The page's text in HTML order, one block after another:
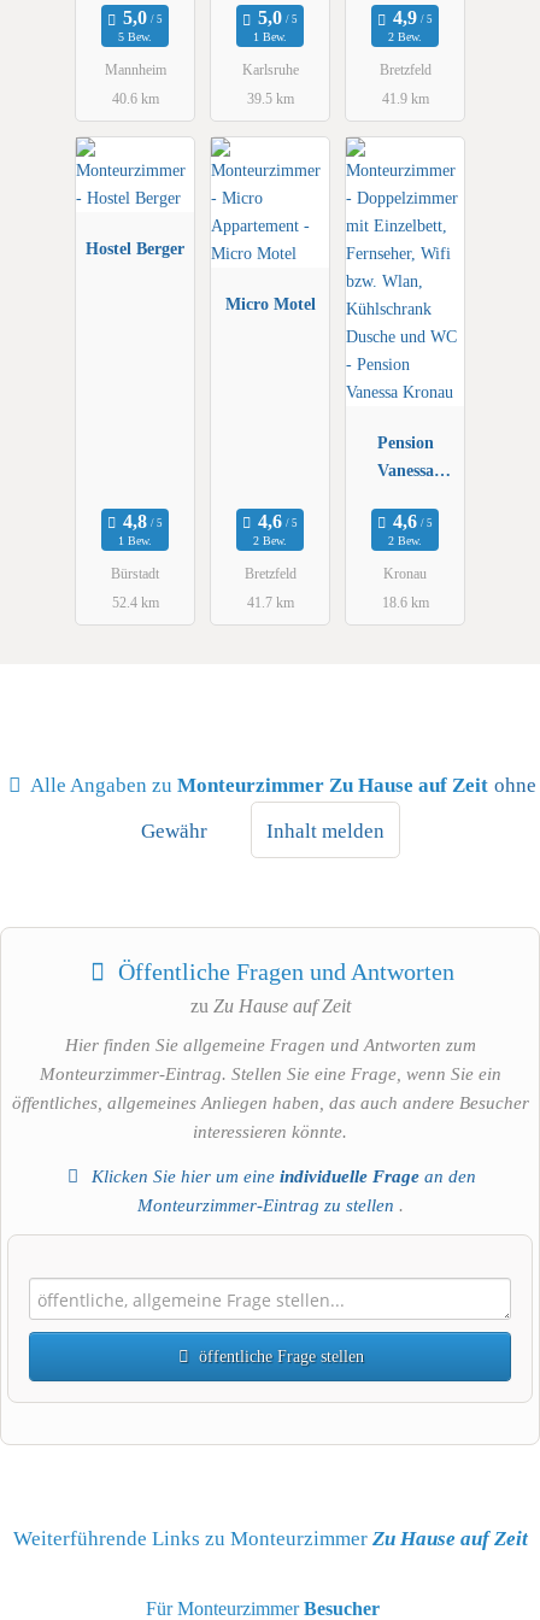
künfte in
Mannheim/Vi
ernheim Nähe
Ludwigshafen
5 Bew.
Mannheim
40.6 km
1 Bew.
Karlsruhe
39.5 km
2 Bew.
Bretzfeld
41.9 km
Hostel Berger
1 Bew.
Bürstadt
52.4 km
Micro Motel
2 Bew.
Bretzfeld
41.7 km
Pension
Vanessa
2 Bew.
Kronau
18.6 km
Alle Angaben zuMonteurzimmer Zu Hause auf Zeit ohne
Gewähr
Inhalt melden
Öffentliche Fragen und Antworten
zu Zu Hause auf Zeit
Hier finden Sie allgemeine Fragen und Antworten zum
Monteurzimmer-Eintrag. Stellen Sie eine Frage, wenn Sie ein
öffentliches, allgemeines Anliegen haben, das auch andere Besucher
interessieren könnte.
Klicken Sie hier um eineindividuelle Frage an den
Monteurzimmer-Eintrag zu stellen .
öffentliche Frage stellen
Name
Weiterführende Links zu Monteurzimmer Zu Hause auf Zeit
Für MonteurzimmerBesucher